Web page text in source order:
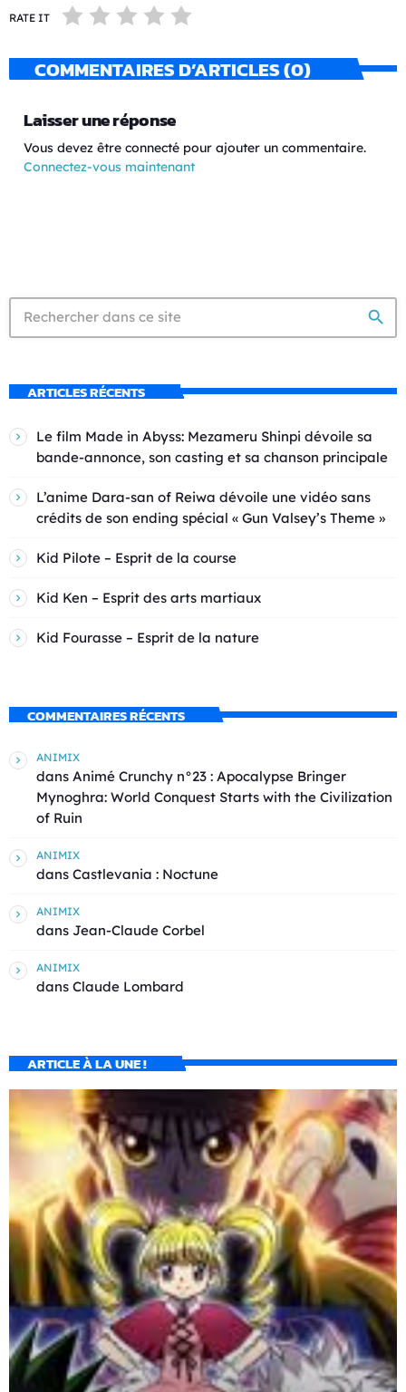
RATE IT
COMMENTAIRES D’ARTICLES (0)
Laisser une réponse
Vous devez être connecté pour ajouter un commentaire.
Connectez-vous maintenant
search
ARTICLES RÉCENTS
Le film Made in Abyss: Mezameru Shinpi dévoile sa
bande-annonce, son casting et sa chanson principale
L’anime Dara-san of Reiwa dévoile une vidéo sans
crédits de son ending spécial « Gun Valsey’s Theme »
Kid Pilote – Esprit de la course
Kid Ken – Esprit des arts martiaux
Kid Fourasse – Esprit de la nature
COMMENTAIRES RÉCENTS
ANIMIX
dans Animé Crunchy n°23 : Apocalypse Bringer
Mynoghra: World Conquest Starts with the Civilization
of Ruin
ANIMIX
dans Castlevania : Noctune
ANIMIX
dans Jean-Claude Corbel
ANIMIX
dans Claude Lombard
ARTICLE À LA UNE !